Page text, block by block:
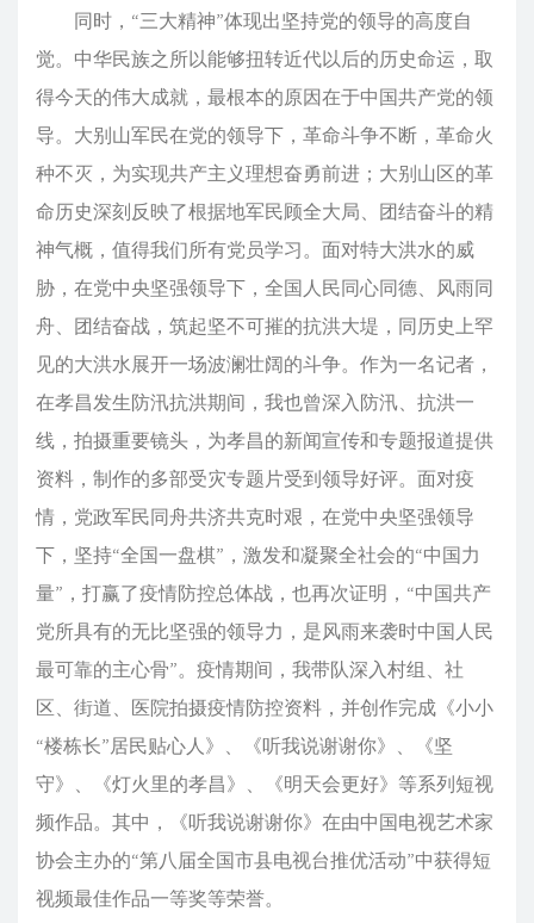
同时，“三大精神”体现出坚持党的领导的高度自
觉。中华民族之所以能够扭转近代以后的历史命运，取
得今天的伟大成就，最根本的原因在于中国共产党的领
导。大别山军民在党的领导下，革命斗争不断，革命火
种不灭，为实现共产主义理想奋勇前进；大别山区的革
命历史深刻反映了根据地军民顾全大局、团结奋斗的精
神气概，值得我们所有党员学习。面对特大洪水的威
胁，在党中央坚强领导下，全国人民同心同德、风雨同
舟、团结奋战，筑起坚不可摧的抗洪大堤，同历史上罕
见的大洪水展开一场波澜壮阔的斗争。作为一名记者，
在孝昌发生防汛抗洪期间，我也曾深入防汛、抗洪一
线，拍摄重要镜头，为孝昌的新闻宣传和专题报道提供
资料，制作的多部受灾专题片受到领导好评。面对疫
情，党政军民同舟共济共克时艰，在党中央坚强领导
下，坚持“全国一盘棋”，激发和凝聚全社会的“中国力
量”，打赢了疫情防控总体战，也再次证明，“中国共产
党所具有的无比坚强的领导力，是风雨来袭时中国人民
最可靠的主心骨”。疫情期间，我带队深入村组、社
区、街道、医院拍摄疫情防控资料，并创作完成《小小
“楼栋长”居民贴心人》、《听我说谢谢你》、《坚
守》、《灯火里的孝昌》、《明天会更好》等系列短视
频作品。其中，《听我说谢谢你》在由中国电视艺术家
协会主办的“第八届全国市县电视台推优活动”中获得短
视频最佳作品一等奖等荣誉。